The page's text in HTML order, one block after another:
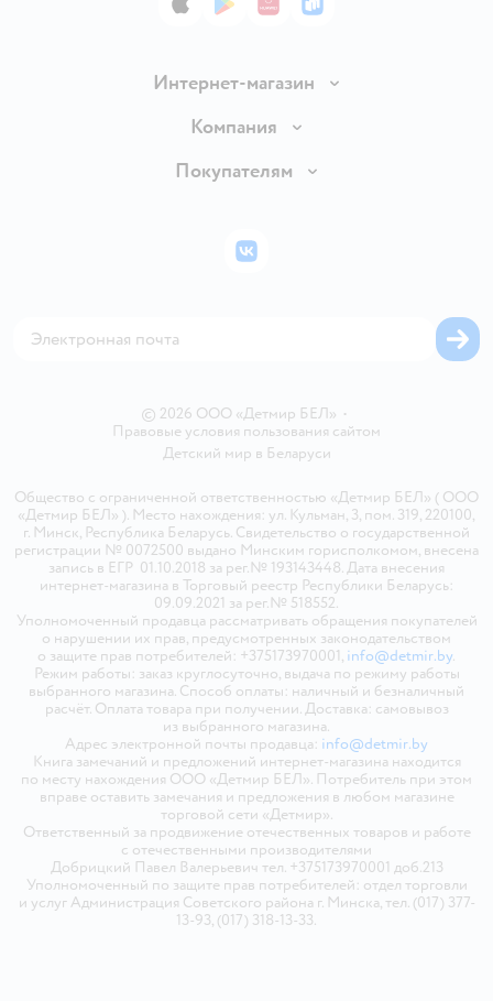
App StoreGoogle Play
AppGallery
RuStore
Интернет-магазин
Доставка и оплата
Правила продажи
Политика использования файлов cookie
Компания
Вакансии
Покупателям
Бонусные карты
© 2026 ООО «Детмир БЕЛ» •
Правовые условия пользования сайтом
Детский мир в Беларуси
Общество с ограниченной ответственностью «Детмир БЕЛ» ( ООО
«Детмир БЕЛ» ). Место нахождения: ул. Кульман, 3, пом. 319, 220100,
г. Минск, Республика Беларусь. Свидетельство о государственной
регистрации № 0072500 выдано Минским горисполкомом, внесена
запись в ЕГР 01.10.2018 за рег.№ 193143448. Дата внесения
интернет-магазина в Торговый реестр Республики Беларусь:
09.09.2021 за рег.№ 518552.
Уполномоченный продавца рассматривать обращения покупателей
о нарушении их прав, предусмотренных законодательством
о защите прав потребителей: +375173970001, info@detmir.by.
Режим работы: заказ круглосуточно, выдача по режиму работы
выбранного магазина. Способ оплаты: наличный и безналичный
расчёт. Оплата товара при получении. Доставка: самовывоз
из выбранного магазина.
Адрес электронной почты продавца: info@detmir.by
Книга замечаний и предложений интернет-магазина находится
по месту нахождения ООО «Детмир БЕЛ». Потребитель при этом
вправе оставить замечания и предложения в любом магазине
торговой сети «Детмир».
Ответственный за продвижение отечественных товаров и работе
с отечественными производителями
Добрицкий Павел Валерьевич тел. +375173970001 доб.213
Уполномоченный по защите прав потребителей: отдел торговли
и услуг Администрация Советского района г. Минска, тел. (017) 377-
13-93, (017) 318-13-33.
ВКонтакте